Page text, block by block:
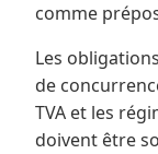
comme
Les
de
TVA et les
doivent être